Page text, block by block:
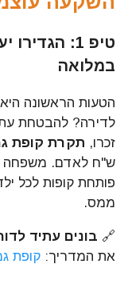
טיפ 1:
במלואה
הטעות הראשונה
לדירה? להבטחת
זכרו, תקרת קופת
ש"ח לאדם. משפחה
פותחת קופות לכל
ממס.
🔗 בונים עתיד
את המדריך: קופת